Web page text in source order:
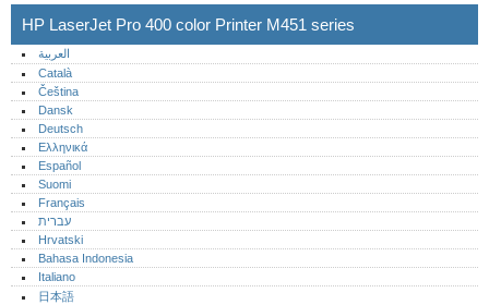
HP LaserJet Pro 400 color Printer M451 series
العربية
Català
Čeština
Dansk
Deutsch
Ελληνικά
Español
Suomi
Français
עברית
Hrvatski
Bahasa Indonesia
Italiano
日本語